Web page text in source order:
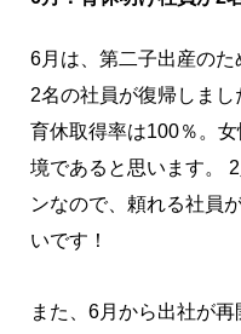
6月は、第二子出産の
2名の社員が復帰しま
育休取得率は100％。
境であると思います。
ンなので、頼れる社員
いです！
また、6月から出社が